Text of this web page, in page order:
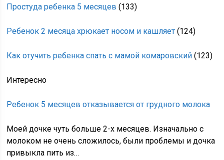
Простуда ребенка 5 месяцев (133)
Ребенок 2 месяца хрюкает носом и кашляет (124)
Как отучить ребенка спать с мамой комаровский (123)
Интересно
Ребенок 5 месяцев отказывается от грудного молока
Моей дочке чуть больше 2-х месяцев. Изначально с
молоком не очень сложилось, были проблемы и дочка
привыкла пить из…